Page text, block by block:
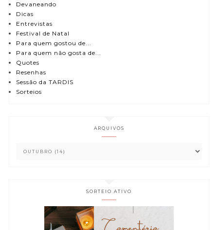
Devaneando
Dicas
Entrevistas
Festival de Natal
Para quem gostou de...
Para quem não gosta de...
Quotes
Resenhas
Sessão da TARDIS
Sorteios
ARQUIVOS
SORTEIO ATIVO